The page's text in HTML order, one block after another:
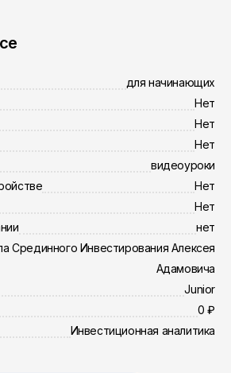
для начинающих
Нет
Нет
Нет
видеоуроки
Нет
Нет
нет
Срединного Инвестирования Алексея
Адамовича
Junior
0 ₽
Инвестиционная аналитика